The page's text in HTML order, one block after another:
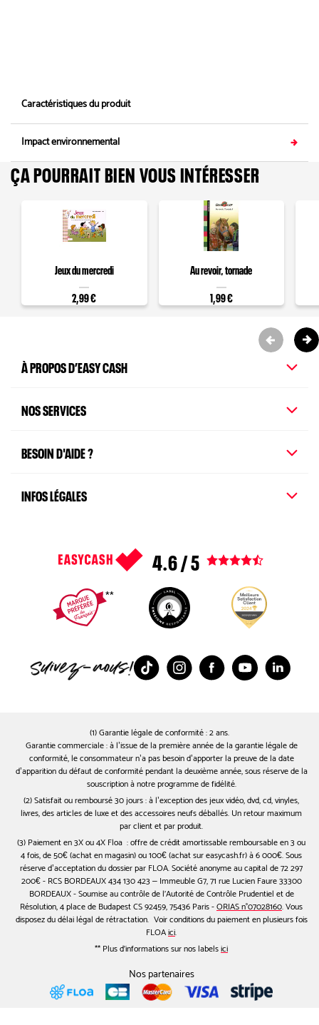
Caractéristiques du produit
Impact environnemental
ÇA POURRAIT BIEN VOUS INTÉRESSER
Jeux du mercredi
2,99 €
Au revoir, tornade
1,99 €
À PROPOS D’EASY CASH
NOS SERVICES
BESOIN D'AIDE ?
INFOS LÉGALES
4.6 / 5 1 2 3 4 5
Voir tous les avis
TikTokInstagramFacebookYoutube
(1) Garantie légale de conformité : 2 ans.
Garantie commerciale : à l’issue de la première année de la garantie légale de
conformité, le consommateur n’a pas besoin d’apporter la preuve de la date
d’apparition du défaut de conformité pendant la deuxième année, sous réserve de la
souscription à notre programme de fidélité.
(2) Satisfait ou remboursé 30 jours : à l’exception des jeux vidéo, dvd, cd, vinyles,
livres, des articles de luxe et des accessoires neufs déballés. Un retour maximum
par client et par produit.
(3) Paiement en 3X ou 4X Floa : offre de crédit amortissable remboursable en 3 ou
4 fois, de 50€ (achat en magasin) ou 100€ (achat sur easycash.fr) à 6 000€. Sous
réserve d’acceptation du dossier par FLOA. Société anonyme au capital de 72 297
200€ - RCS BORDEAUX 434 130 423 – Immeuble G7, 71 rue Lucien Faure 33300
BORDEAUX - Soumise au contrôle de l'Autorité de Contrôle Prudentiel et de
Résolution, 4 place de Budapest CS 92459, 75436 Paris -ORIAS n°07028160. Vous
disposez du délai légal de rétractation. Voir conditions du paiement en plusieurs fois
FLOAici.
** Plus d'informations sur nos labelsici
Nos partenaires